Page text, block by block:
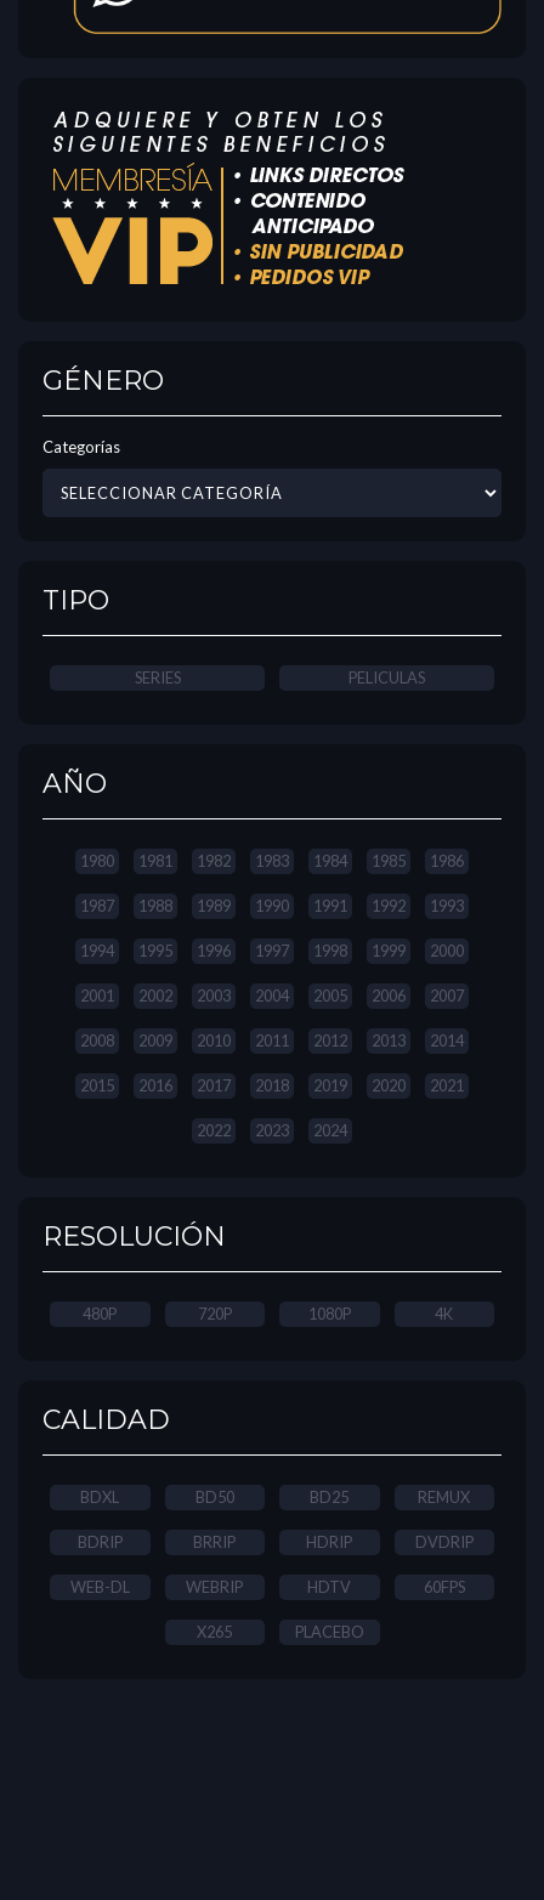
GÉNERO
Categorías
TIPO
SERIES PELICULAS
AÑO
1980 1981 1982 1983 1984 1985 1986
1987 1988 1989 1990 1991 1992 1993
1994 1995 1996 1997 1998 1999 2000
2001 2002 2003 2004 2005 2006 2007
2008 2009 2010 2011 2012 2013 2014
2015 2016 2017 2018 2019 2020 2021
2022 2023 2024
RESOLUCIÓN
480P 720P 1080P 4K
CALIDAD
BDXL BD50 BD25 REMUX
BDRIP BRRIP HDRIP DVDRIP
WEB-DL WEBRIP HDTV 60FPS
X265 PLACEBO